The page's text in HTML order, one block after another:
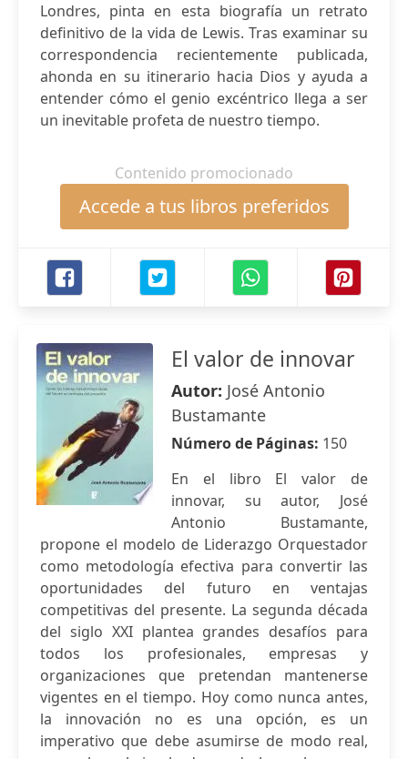
Londres, pinta en esta biografía un retrato
definitivo de la vida de Lewis. Tras examinar su
correspondencia recientemente publicada,
ahonda en su itinerario hacia Dios y ayuda a
entender cómo el genio excéntrico llega a ser
un inevitable profeta de nuestro tiempo.
Contenido promocionado
Accede a tus libros preferidos
El valor de innovar
Autor: José Antonio
Bustamante
Número de Páginas: 150
En el libro El valor de
innovar, su autor, José
Antonio Bustamante,
propone el modelo de Liderazgo Orquestador
como metodología efectiva para convertir las
oportunidades del futuro en ventajas
competitivas del presente. La segunda década
del siglo XXI plantea grandes desafíos para
todos los profesionales, empresas y
organizaciones que pretendan mantenerse
vigentes en el tiempo. Hoy como nunca antes,
la innovación no es una opción, es un
imperativo que debe asumirse de modo real,